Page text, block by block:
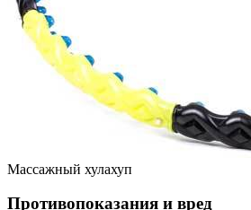
Массажный хулахуп
Противопоказания и вред